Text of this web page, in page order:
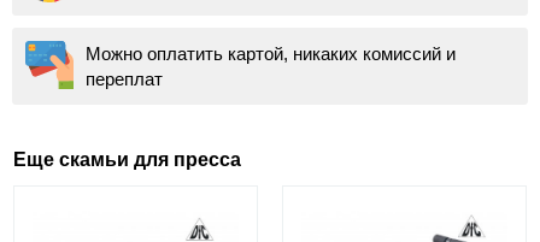
Можно оплатить картой, никаких комиссий и
переплат
Еще скамьи для пресса